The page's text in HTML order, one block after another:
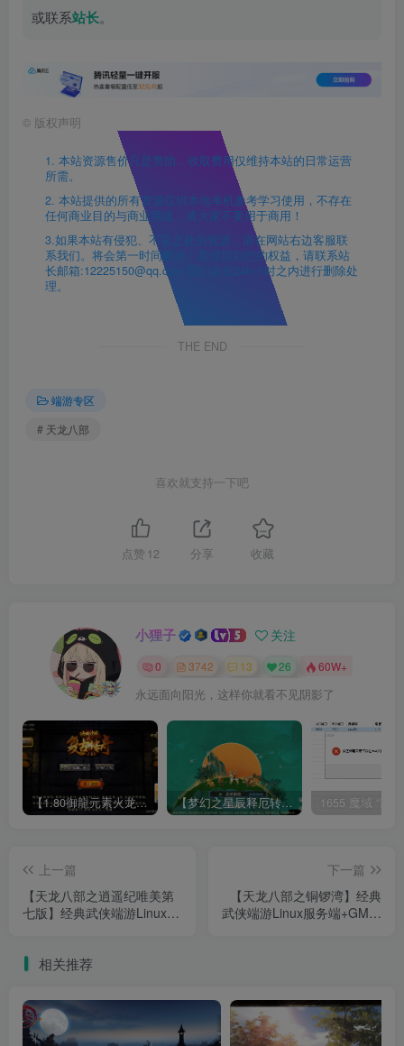
或联系站长。
© 版权声明
1. 本站资源售价只是赞助，收取费用仅维持本站的日常运营
所需。
2. 本站提供的所有资源仅供本地单机参考学习使用，不存在
任何商业目的与商业用途，请大家不要用于商用！
3.如果本站有侵犯、不妥之处的资源，请在网站右边客服联
系我们。将会第一时间解决！若侵犯到您的权益，请联系站
长邮箱:12225150@qq.com 我们会在24h小时之内进行删除处
理。
THE END
端游专区
# 天龙八部
喜欢就支持一下吧
点赞 12 分享 收藏
小狸子 关注
0 3742 13 26 60W+
永远面向阳光，这样你就看不见阴影了
【1.80御龍元素火龙[摸摸登陆器]】战神引擎WIN服务端+GM工具+充值后台+双端+架设教程 【梦幻之星辰释厄转尊享挂机版】MT3换皮梦幻西游Linux服务端+GM后台+双端+源码+架设教程
上一篇
【天龙八部之逍遥纪唯美第
七版】经典武侠端游Linux服
下一篇
【天龙八部之铜锣湾】经典
武侠端游Linux服务端+GM工
相关推荐